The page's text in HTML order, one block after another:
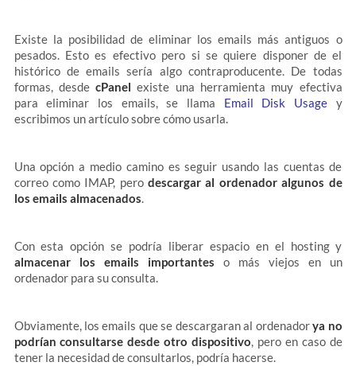
Existe la posibilidad de eliminar los emails más antiguos o
pesados. Esto es efectivo pero si se quiere disponer de el
histórico de emails sería algo contraproducente. De todas
formas, desdecPanel existe una herramienta muy efectiva
para eliminar los emails, se llama Email Disk Usagey
escribimos un artículo sobre cómo usarla.
Una opción a medio camino es seguir usando las cuentas de
correo como IMAP, pero descargar al ordenador algunos de
los emails almacenados.
Con esta opción se podría liberar espacio en el hosting y
almacenar los emails importantes o más viejos en un
ordenador para su consulta.
Obviamente, los emails que se descargaran al ordenadorya no
podrían consultarse desde otro dispositivo, pero en caso de
tener la necesidad de consultarlos, podría hacerse.